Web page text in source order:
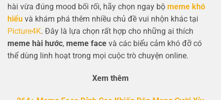
hài vừa đúng mood bối rối, hãy chọn ngay bộ meme khó
hiểu và khám phá thêm nhiều chủ đề vui nhộn khác tại
Picture4K. Đây là lựa chọn rất hợp cho những ai thích
meme hài hước, meme face và các biểu cảm khó đỡ có
thể dùng linh hoạt trong mọi cuộc trò chuyện online.
Xem thêm